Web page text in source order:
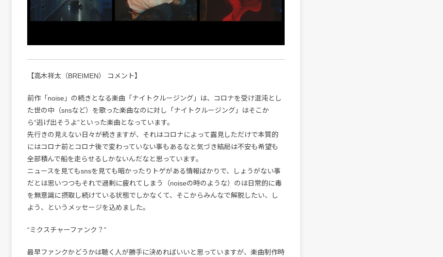
【高木祥太（BREIMEN） コメント】
前作「noise」の続きとなる楽曲「ナイトクルージング」は、コロナを受け混沌とし
た世の中（snsなど）を歌った楽曲なのに対し「ナイトクルージング」はそこか
ら“逃げ出そうよ”といった楽曲となっています。
先行きの見えない日々が続きますが、それはコロナによって露見しただけで本質的
にはコロナ前とコロナ後で変わっていない事もあるなと気づき結局は不安も希望も
全部積んで船を走らせるしかないんだなと思っています。
ニュースを見てもsnsを見ても暗かったりトゲがある情報ばかりで、しょうがない事
だとは思いつつもそれで過剰に疲れてしまう（noiseの時のような）のは日常的に毒
を無意識に摂取し続けている状態でしかなくて、そこからみんなで解脱したい、し
よう、というメッセージを込めました。
“ミクスチャーファンク？”
最早ファンクかどうかは聴く人が勝手に決めればいいと思っていますが、楽曲制作時